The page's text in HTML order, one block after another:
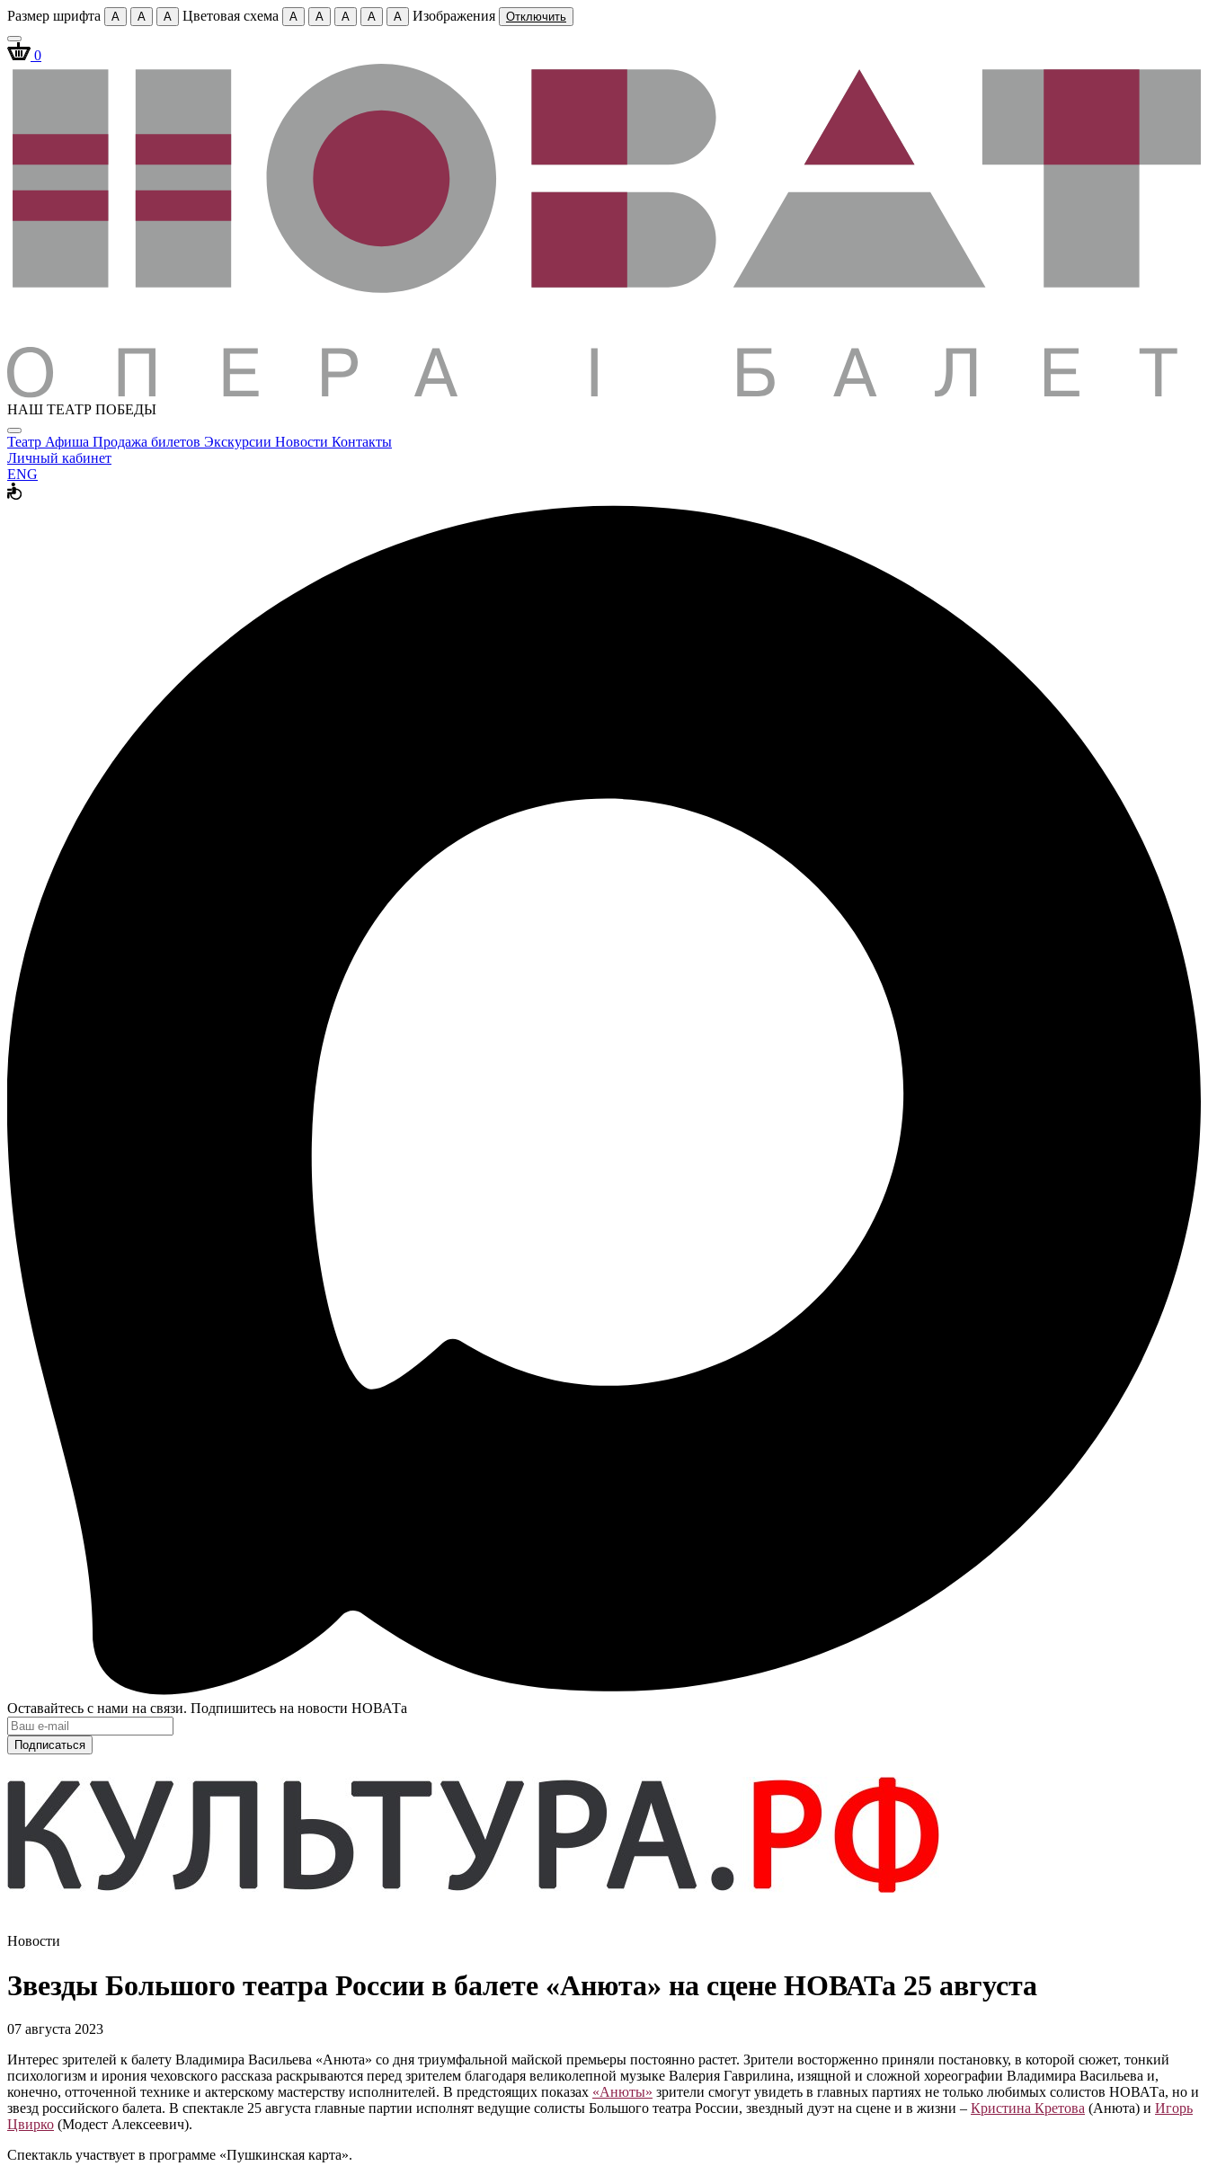
Размер шрифта A A A Цветовая схема A A A A A Изображения Отключить
0
НАШ ТЕАТР ПОБЕДЫ
Театр Афиша Продажа билетов Экскурсии Новости Контакты
Личный кабинет
ENG
Оставайтесь с нами на связи. Подпишитесь на новости НОВАТа
Подписаться
Новости
Звезды Большого театра России в балете «Анюта» на сцене НОВАТа 25 августа
07 августа 2023
Интерес зрителей к балету Владимира Васильева «Анюта» со дня триумфальной майской премьеры постоянно растет. Зрители восторженно приняли постановку, в которой сюжет, тонкий
психологизм и ирония чеховского рассказа раскрываются перед зрителем благодаря великолепной музыке Валерия Гаврилина, изящной и сложной хореографии Владимира Васильева и,
конечно, отточенной технике и актерскому мастерству исполнителей. В предстоящих показах «Анюты» зрители смогут увидеть в главных партиях не только любимых солистов НОВАТа, но и
звезд российского балета. В спектакле 25 августа главные партии исполнят ведущие солисты Большого театра России, звездный дуэт на сцене и в жизни – Кристина Кретова (Анюта) и Игорь
Цвирко (Модест Алексеевич).
Спектакль участвует в программе «Пушкинская карта».